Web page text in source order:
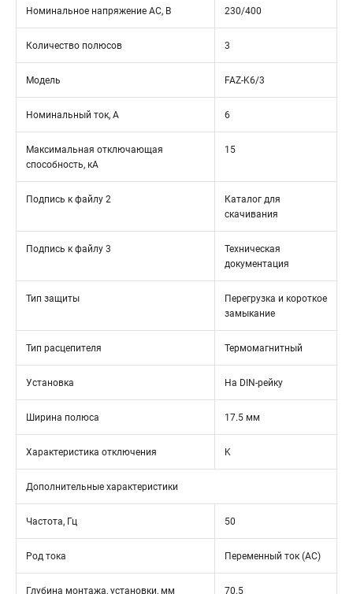
Номинальное напряжение АС, В 230/400
Количество полюсов 3
Модель FAZ-K6/3
Номинальный ток, А 6
Максимальная отключающая
способность, кА
15
Подпись к файлу 2
Каталог для
скачивания
Подпись к файлу 3
Техническая
документация
Тип защиты
Перегрузка и короткое
замыкание
Тип расцепителя Термомагнитный
Установка На DIN-рейку
Ширина полюса 17.5 мм
Характеристика отключения K
Дополнительные характеристики
Частота, Гц 50
Род тока Переменный ток (AC)
Глубина монтажа, установки, мм 70.5